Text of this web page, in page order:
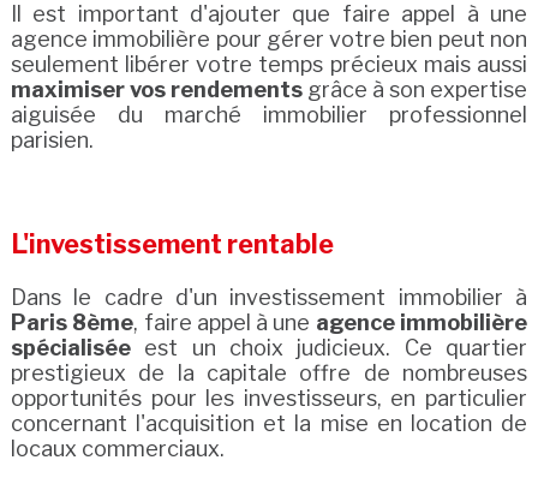
Il est important d'ajouter que faire appel à une
agence immobilière pour gérer votre bien peut non
seulement libérer votre temps précieux mais aussi
maximiser vos rendementsgrâce à son expertise
aiguisée du marché immobilier professionnel
parisien.
L'investissement rentable
Dans le cadre d'un investissement immobilier à
Paris 8ème, faire appel à une agence immobilière
spécialiséeest un choix judicieux. Ce quartier
prestigieux de la capitale offre de nombreuses
opportunités pour les investisseurs, en particulier
concernant l'acquisition et la mise en location de
locaux commerciaux.